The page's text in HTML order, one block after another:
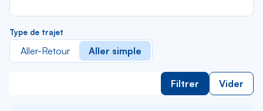
Type de trajet
Aller-Retour Aller simple
Filtrer Vider